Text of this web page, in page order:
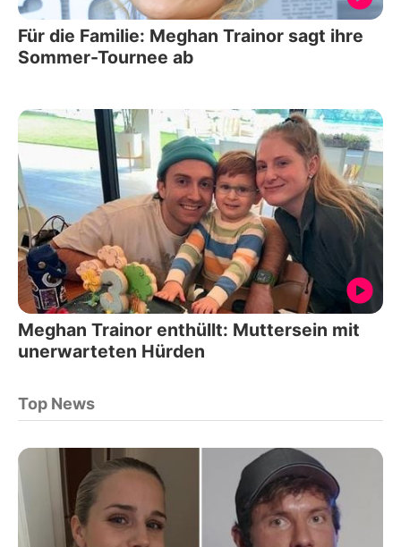
Für die Familie: Meghan Trainor sagt ihre
Sommer-Tournee ab
Meghan Trainor enthüllt: Muttersein mit
unerwarteten Hürden
Top News